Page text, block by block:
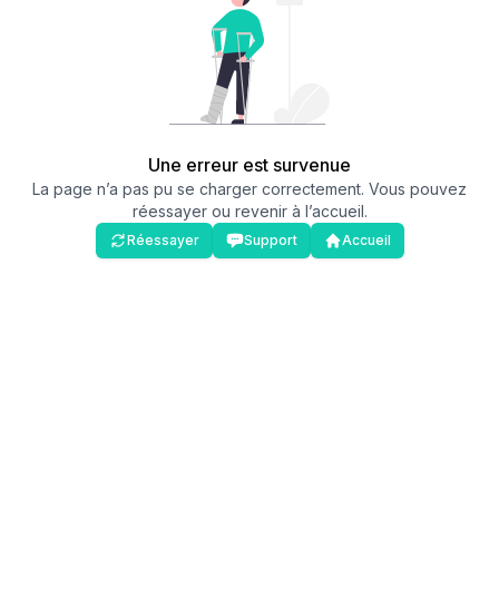
Une erreur est survenue
La page n’a pas pu se charger correctement. Vous pouvez
réessayer ou revenir à l’accueil.
Réessayer Support Accueil